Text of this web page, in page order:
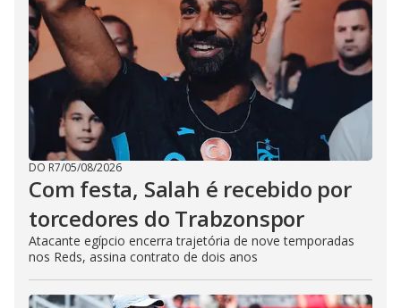
DO R7/05/08/2026
Com festa, Salah é recebido por
torcedores do Trabzonspor
Atacante egípcio encerra trajetória de nove temporadas
nos Reds, assina contrato de dois anos